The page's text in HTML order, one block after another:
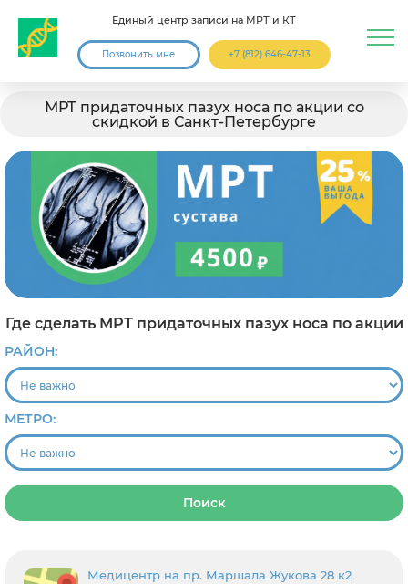
Единый центр записи на МРТ и КТ
Позвонить мне +7 (812) 646-47-13
МРТ придаточных пазух носа по акции со
скидкой в Санкт-Петербурге
Где сделать МРТ придаточных пазух носа по акции
РАЙОН:
МЕТРО:
Поиск
Медицентр на пр. Маршала Жукова 28 к2